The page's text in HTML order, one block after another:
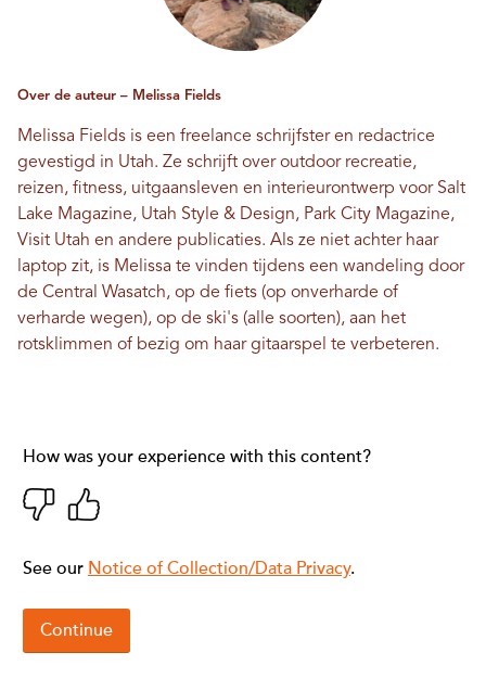
Over de auteur – Melissa Fields
Melissa Fields is een freelance schrijfster en redactrice
gevestigd in Utah. Ze schrijft over outdoor recreatie,
reizen, fitness, uitgaansleven en interieurontwerp voor Salt
Lake Magazine, Utah Style & Design, Park City Magazine,
Visit Utah en andere publicaties. Als ze niet achter haar
laptop zit, is Melissa te vinden tijdens een wandeling door
de Central Wasatch, op de fiets (op onverharde of
verharde wegen), op de ski's (alle soorten), aan het
rotsklimmen of bezig om haar gitaarspel te verbeteren.